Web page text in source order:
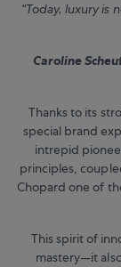
“Today, luxury is
Caroline
Thanks to its
special brand
intrepid
principles,
Chopard one of
This spirit of
mastery—it